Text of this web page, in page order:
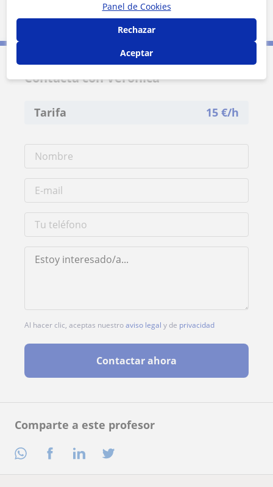
Comparte a este profesor
1 mi
Leaflet| ©OpenStreetMapcontributors
Contacta con Verónica
Tarifa 15 €/h
Al hacer clic, aceptas nuestroaviso legal y de privacidad
Contactar ahora
Panel de Cookies
Rechazar
Aceptar